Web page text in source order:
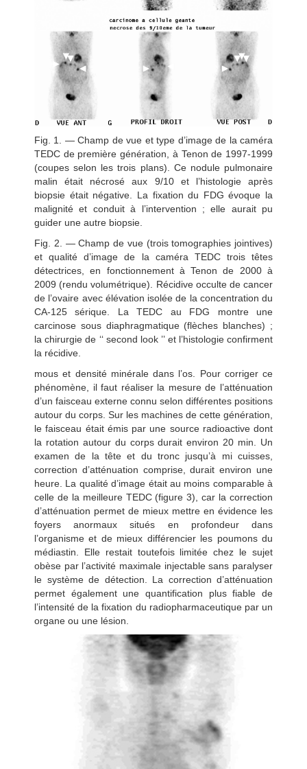
Fig. 1. — Champ de vue et type d’image de la caméra
TEDC de première génération, à Tenon de 1997-1999
(coupes selon les trois plans). Ce nodule pulmonaire
malin était nécrosé aux 9/10 et l’histologie après
biopsie était négative. La fixation du FDG évoque la
malignité et conduit à l’intervention ; elle aurait pu
guider une autre biopsie.
Fig. 2. — Champ de vue (trois tomographies jointives)
et qualité d’image de la caméra TEDC trois têtes
détectrices, en fonctionnement à Tenon de 2000 à
2009 (rendu volumétrique). Récidive occulte de cancer
de l’ovaire avec élévation isolée de la concentration du
CA-125 sérique. La TEDC au FDG montre une
carcinose sous diaphragmatique (flèches blanches) ;
la chirurgie de ‘‘ second look ’’ et l’histologie confirment
la récidive.
mous et densité minérale dans l’os. Pour corriger ce
phénomène, il faut réaliser la mesure de l’atténuation
d’un faisceau externe connu selon différentes positions
autour du corps. Sur les machines de cette génération,
le faisceau était émis par une source radioactive dont
la rotation autour du corps durait environ 20 min. Un
examen de la tête et du tronc jusqu’à mi cuisses,
correction d’atténuation comprise, durait environ une
heure. La qualité d’image était au moins comparable à
celle de la meilleure TEDC (figure 3), car la correction
d’atténuation permet de mieux mettre en évidence les
foyers anormaux situés en profondeur dans
l’organisme et de mieux différencier les poumons du
médiastin. Elle restait toutefois limitée chez le sujet
obèse par l’activité maximale injectable sans paralyser
le système de détection. La correction d’atténuation
permet également une quantification plus fiable de
l’intensité de la fixation du radiopharmaceutique par un
organe ou une lésion.